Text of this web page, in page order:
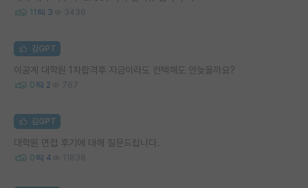
11 3 3436
김GPT
이공계 대학원 1차합격후 지금이라도 컨택해도 안늦을까요?
0 2 767
김GPT
대학원 면접 후기에 대해 질문드립니다.
0 4 11838